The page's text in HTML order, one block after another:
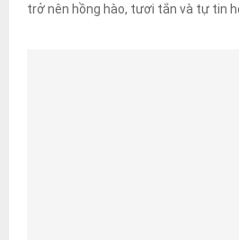
trở nên hồng hào, tươi tắn và tự tin